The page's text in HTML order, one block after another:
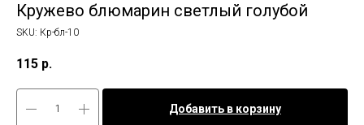
Кружево блюмарин светлый голубой
SKU: Кр-бл-10
115 р.
Добавить в корзину